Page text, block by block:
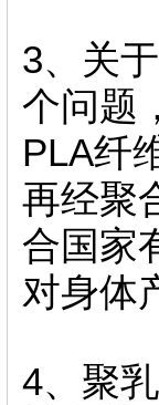
3、关
个问题
PLA纤
再经聚
合国家
对身体
4、聚